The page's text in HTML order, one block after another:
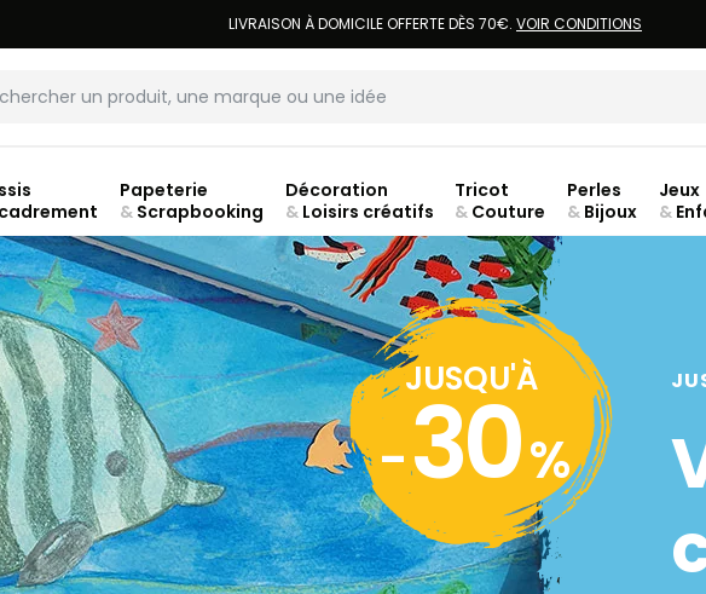
LIVRAISON À DOMICILE OFFERTE DÈS 70€. VOIR CONDITIONS
Papeterie
&Scrapbooking
Décoration
&Loisirs créatifs
Tricot
& Couture
Perles
& Bijoux
Jeux
&
JUSQU'À
-30%